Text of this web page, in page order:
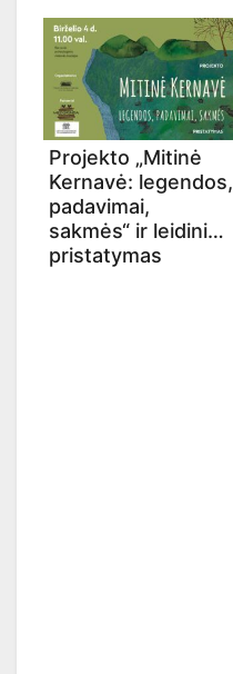
Projekto „Mitinė
Kernavė: legendos,
padavimai,
sakmės“ ir leidinio
pristatymas